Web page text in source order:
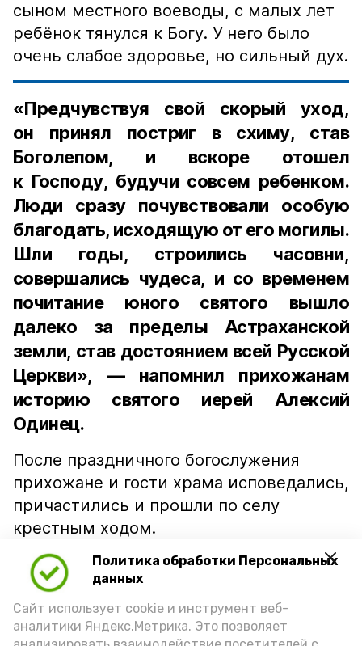
Политика обработки Персональных
данных
Сайт использует cookie и инструмент веб-
аналитики Яндекс.Метрика. Это позволяет
сыном местного воеводы, с малых лет
ребёнок тянулся к Богу. У него было
очень слабое здоровье, но сильный дух.
«Предчувствуя свой скорый уход,
он принял постриг в схиму, став
Боголепом, и вскоре отошел
к Господу, будучи совсем ребенком.
Люди сразу почувствовали особую
благодать, исходящую от его могилы.
Шли годы, строились часовни,
совершались чудеса, и со временем
почитание юного святого вышло
далеко за пределы Астраханской
земли, став достоянием всей Русской
Церкви», — напомнил прихожанам
историю святого иерей Алексий
Одинец.
После праздничного богослужения
прихожане и гости храма исповедались,
причастились и прошли по селу
крестным ходом.
«С праздником всех вас! Пусть
молитвы Боголепа Черноярского
хранят ваши семьи!» — отметил глава